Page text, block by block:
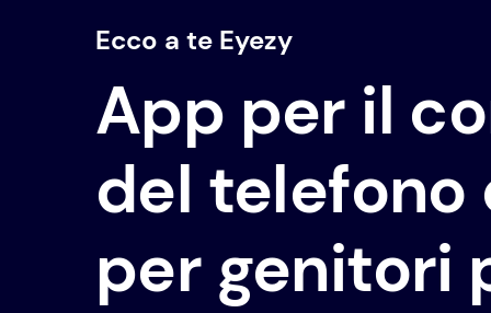
Ecco a te Eyezy
App per il
del telefono
per genitori